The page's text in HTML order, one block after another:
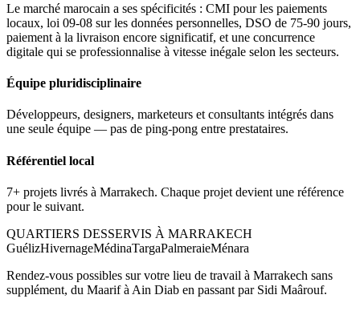
Le marché marocain a ses spécificités : CMI pour les paiements
locaux, loi 09-08 sur les données personnelles, DSO de 75-90 jours,
paiement à la livraison encore significatif, et une concurrence
digitale qui se professionnalise à vitesse inégale selon les secteurs.
Équipe pluridisciplinaire
Développeurs, designers, marketeurs et consultants intégrés dans
une seule équipe — pas de ping-pong entre prestataires.
Référentiel local
7+ projets livrés à Marrakech. Chaque projet devient une référence
pour le suivant.
QUARTIERS DESSERVIS À MARRAKECH
GuélizHivernageMédinaTargaPalmeraieMénara
Rendez-vous possibles sur votre lieu de travail à Marrakech sans
supplément, du Maarif à Ain Diab en passant par Sidi Maârouf.